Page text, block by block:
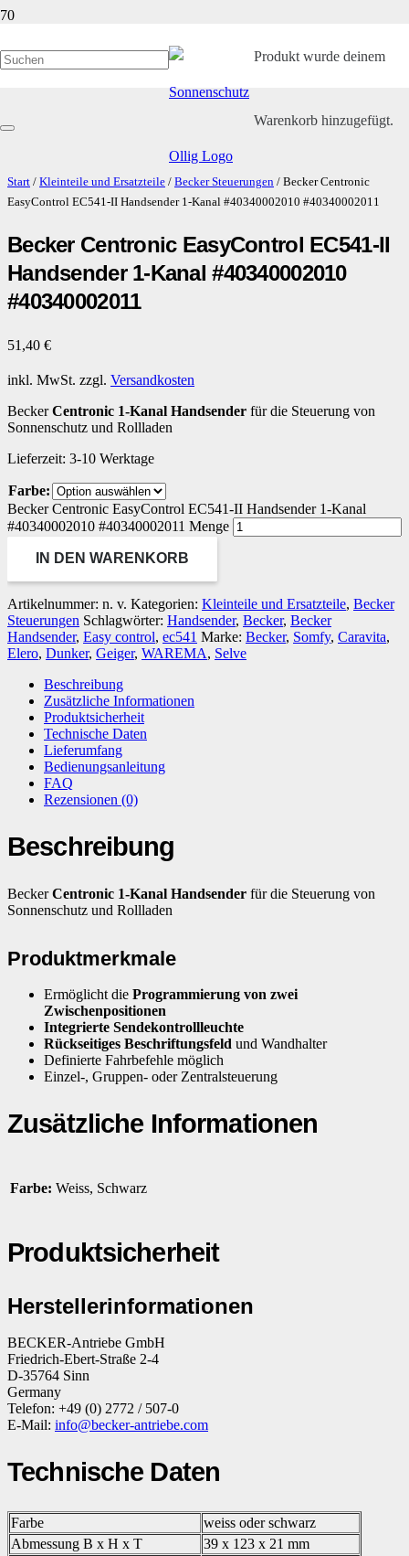
Produktwurde deinem
Warenkorb hinzugefügt.
Start / Kleinteile und Ersatzteile / Becker Steuerungen / Becker Centronic
EasyControl EC541-II Handsender 1-Kanal #40340002010 #40340002011
Becker Centronic EasyControl EC541-II
Handsender 1-Kanal #40340002010
#40340002011
51,40 €
inkl. MwSt. zzgl. Versandkosten
BeckerCentronic 1-Kanal Handsender für die Steuerung von
Sonnenschutz und Rollladen
Lieferzeit: 3-10 Werktage
Farbe:
Becker Centronic EasyControl EC541-II Handsender 1-Kanal
#40340002010 #40340002011 Menge
IN DEN WARENKORB
Artikelnummer: n. v. Kategorien: Kleinteile und Ersatzteile, Becker
Steuerungen Schlagwörter: Handsender, Becker, Becker
Handsender, Easy control, ec541 Marke: Becker, Somfy, Caravita,
Elero, Dunker, Geiger, WAREMA, Selve
Beschreibung
Zusätzliche Informationen
Produktsicherheit
Technische Daten
Lieferumfang
Bedienungsanleitung
FAQ
Rezensionen (0)
Beschreibung
BeckerCentronic 1-Kanal Handsender für die Steuerung von
Sonnenschutz und Rollladen
Produktmerkmale
Ermöglicht die Programmierung von zwei
Zwischenpositionen
Integrierte Sendekontrollleuchte
Rückseitiges Beschriftungsfeld und Wandhalter
Definierte Fahrbefehle möglich
Einzel-, Gruppen- oder Zentralsteuerung
Zusätzliche Informationen
Farbe: Weiss, Schwarz
Produktsicherheit
Herstellerinformationen
BECKER-Antriebe GmbH
Friedrich-Ebert-Straße 2-4
D-35764 Sinn
Germany
Telefon: +49 (0) 2772 / 507-0
E-Mail: info@becker-antriebe.com
Technische Daten
Farbe
weiss oder schwarz
Abmessung B x H x T
39 x 123 x 21 mm